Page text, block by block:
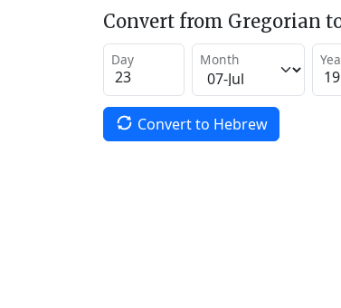
Convert from Gregorian
Day Month
Convert to Hebrew